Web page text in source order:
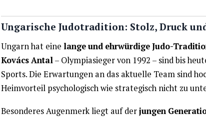
Ungarische Judotradition: Stolz, Druck
Ungarn hat eine lange und ehrwürdige Judo-
Kovács Antal– Olympiasieger von 1992 – sind bis
Sports. Die Erwartungen an das aktuelle Team sind
Heimvorteil psychologisch wie strategisch nicht zu
Besonderes Augenmerk liegt auf derjungen